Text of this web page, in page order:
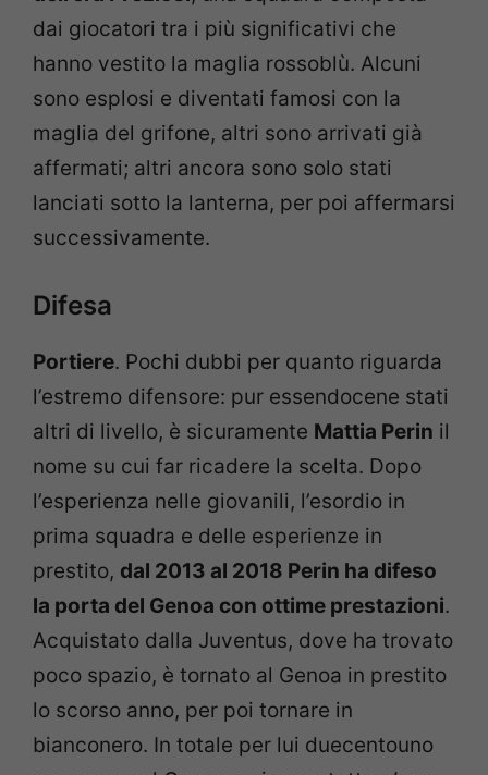
dai giocatori tra i più significativi che
hanno vestito la maglia rossoblù. Alcuni
sono esplosi e diventati famosi con la
maglia del grifone, altri sono arrivati già
affermati; altri ancora sono solo stati
lanciati sotto la lanterna, per poi affermarsi
successivamente.
Difesa
Portiere. Pochi dubbi per quanto riguarda
l’estremo difensore: pur essendocene stati
altri di livello, è sicuramente Mattia Perin il
nome su cui far ricadere la scelta. Dopo
l’esperienza nelle giovanili, l’esordio in
prima squadra e delle esperienze in
prestito, dal 2013 al 2018 Perin ha difeso
la porta del Genoa con ottime prestazioni.
Acquistato dalla Juventus, dove ha trovato
poco spazio, è tornato al Genoa in prestito
lo scorso anno, per poi tornare in
bianconero. In totale per lui duecentouno